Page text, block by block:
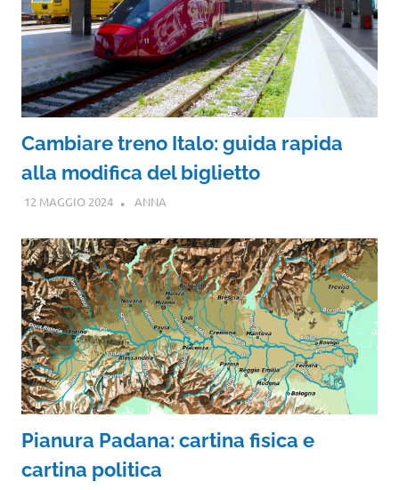
Cambiare treno Italo: guida rapida
alla modifica del biglietto
12 MAGGIO 2024 ANNA
Pianura Padana: cartina fisica e
cartina politica